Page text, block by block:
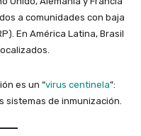
a comunidades con baja
En América Latina, Brasil
es un “virus centinela”:
sistemas de inmunización.